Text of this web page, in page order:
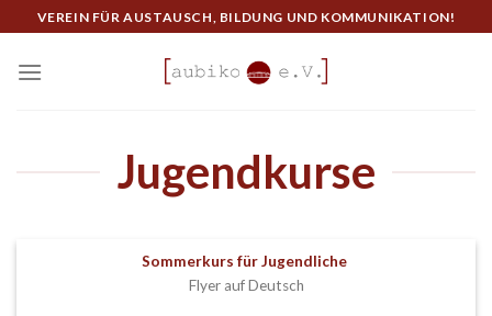
to
content
VEREIN FÜR AUSTAUSCH, BILDUNG UND KOMMUNIKATION!
Jugendkurse
Sommerkurs für Jugendliche
Flyer auf Deutsch